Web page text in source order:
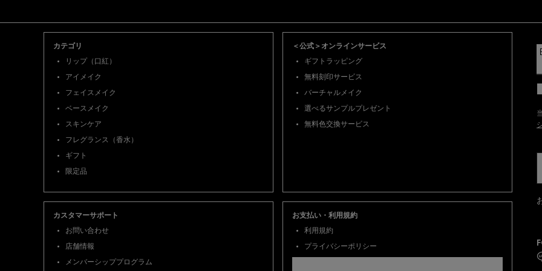
カテゴリ
リップ（口紅）
アイメイク
フェイスメイク
ベースメイク
スキンケア
フレグランス（香水）
ギフト
限定品
＜公式＞オンラインサービス
ギフトラッピング
無料刻印サービス
バーチャルメイク
選べるサンプルプレゼント
無料色交換サービス
カスタマーサポート
お問い合わせ
店舗情報
メンバーシッププログラム
お支払い・利用規約
利用規約
プライバシーポリシー